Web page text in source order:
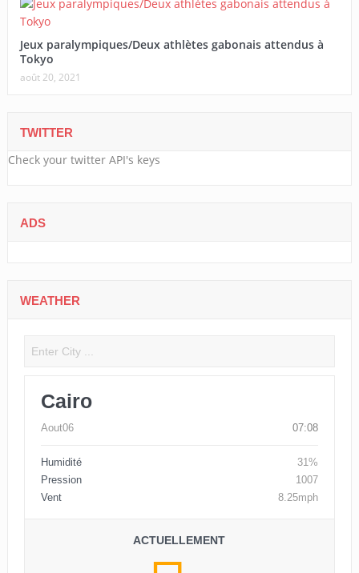
Jeux paralympiques/Deux athlètes gabonais attendus à
Tokyo
août 20, 2021
TWITTER
Check your twitter API's keys
ADS
WEATHER
Cairo
Aout06 07:08
Humidité
31%
Pression
1007
Vent
8.25mph
ACTUELLEMENT